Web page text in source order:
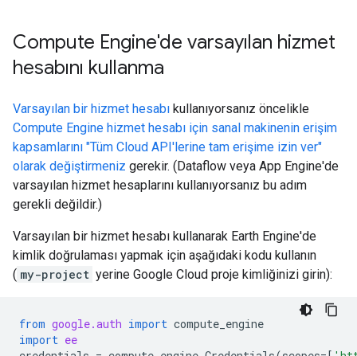
Compute Engine'de varsayılan hizmet
hesabını kullanma
Varsayılan bir hizmet hesabı kullanıyorsanız öncelikle
Compute Engine hizmet hesabı için sanal makinenin erişim
kapsamlarını "Tüm Cloud API'lerine tam erişime izin ver"
olarak değiştirmeniz gerekir. (Dataflow veya App Engine'de
varsayılan hizmet hesaplarını kullanıyorsanız bu adım
gerekli değildir.)
Varsayılan bir hizmet hesabı kullanarak Earth Engine'de
kimlik doğrulaması yapmak için aşağıdaki kodu kullanın
( my-project yerine Google Cloud proje kimliğinizi girin):
from google.auth import compute_engine
import ee